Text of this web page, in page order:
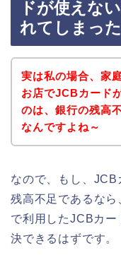
ドが使えな
れてしまった
実は私の場合、家
お店でJCBカード
のは、銀行の残高
なんですよね～
なので、もし、
残高不足であるな
で利用したJCBカ
決できるはずです。